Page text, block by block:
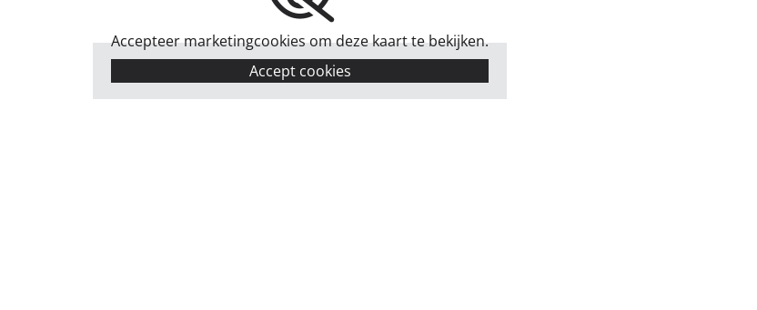
Accepteer marketingcookies om deze kaart te bekijken.
Accept cookies